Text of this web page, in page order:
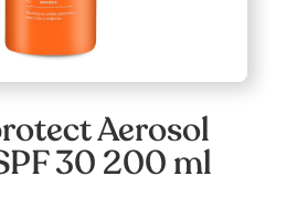
Aerosol
30 200 ml